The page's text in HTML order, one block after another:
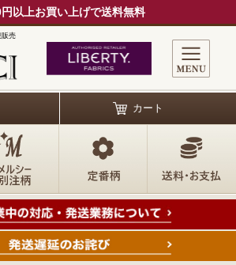
以上お買い上げで送料無料
販売
カート